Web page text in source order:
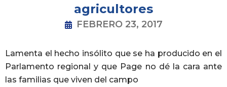
agricultores
FEBRERO 23, 2017
Lamenta el hecho insólito que se ha producido en el
Parlamento regional y que Page no dé la cara ante
las familias que viven del campo